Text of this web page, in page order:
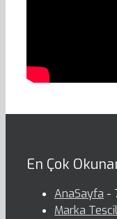
En Çok
AnaSayfa -
Marka